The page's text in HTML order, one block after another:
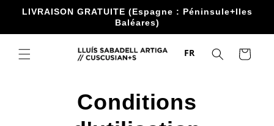
directement
LIVRAISON GRATUITE (Espagne : Péninsule+Iles
Baléares)
FR Chariot
Conditions